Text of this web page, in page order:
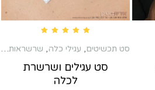
סט תכשיטים, עגילי כלה, שרשראות,
סט עגילים ושרשרת
לכלה